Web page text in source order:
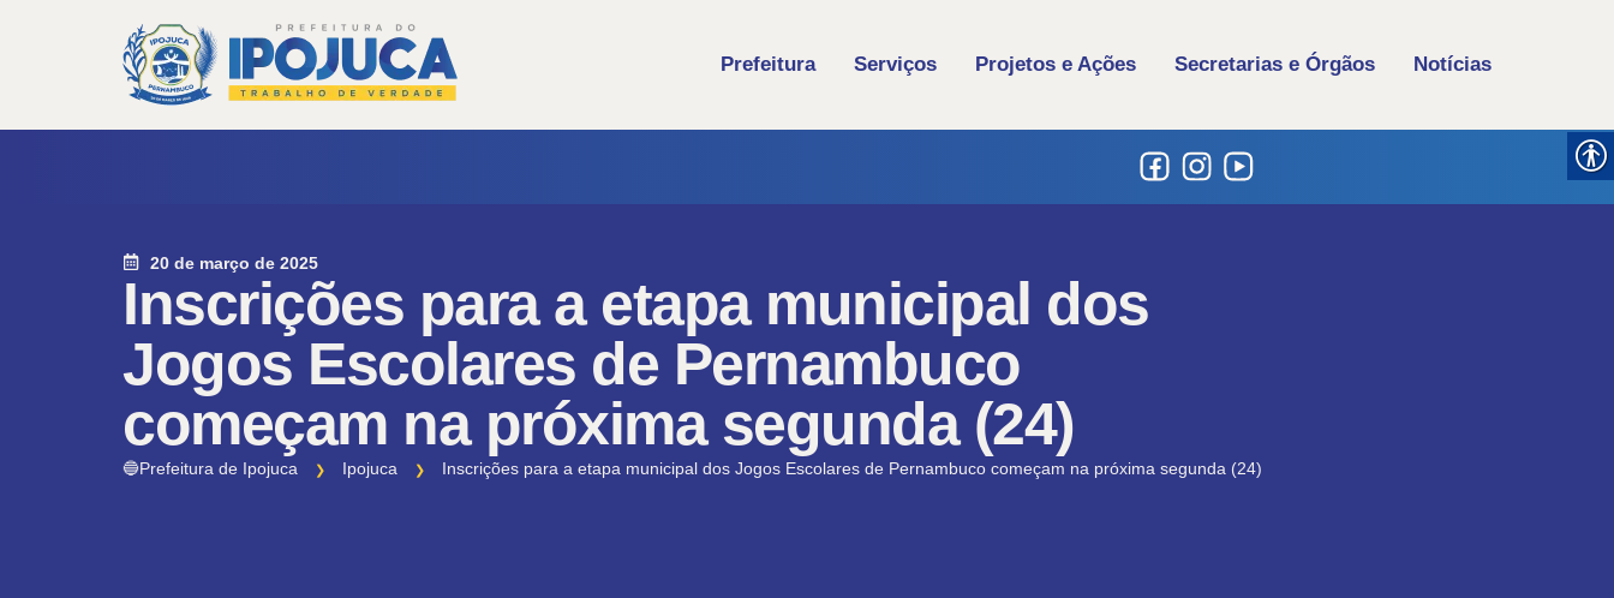
Prefeitura Serviços Projetos e Ações Secretarias e Órgãos Notícias
20 de março de 2025
Inscrições para a etapa municipal dos
Jogos Escolares de Pernambuco
começam na próxima segunda (24)
🔵Prefeitura de Ipojuca Ipojuca Inscrições para a etapa municipal dos Jogos Escolares de Pernambuco começam na próxima segunda (24)